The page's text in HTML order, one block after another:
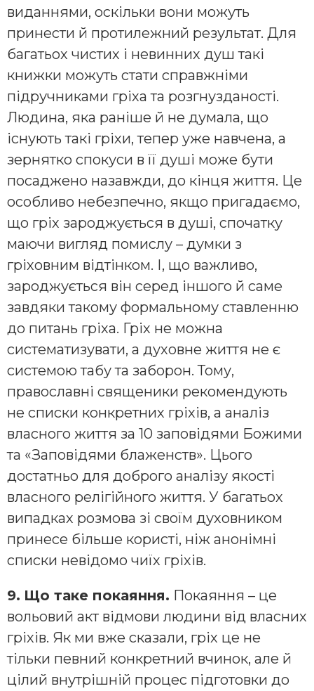
виданнями, оскільки вони можуть
принести й протилежний результат. Для
багатьох чистих і невинних душ такі
книжки можуть стати справжніми
підручниками гріха та розгнузданості.
Людина, яка раніше й не думала, що
існують такі гріхи, тепер уже навчена, а
зернятко спокуси в її душі може бути
посаджено назавжди, до кінця життя. Це
особливо небезпечно, якщо пригадаємо,
що гріх зароджується в душі, спочатку
маючи вигляд помислу – думки з
гріховним відтінком. І, що важливо,
зароджується він серед іншого й саме
завдяки такому формальному ставленню
до питань гріха. Гріх не можна
систематизувати, а духовне життя не є
системою табу та заборон. Тому,
православні священики рекомендують
не списки конкретних гріхів, а аналіз
власного життя за 10 заповідями Божими
та «Заповідями блаженств». Цього
достатньо для доброго аналізу якості
власного релігійного життя. У багатьох
випадках розмова зі своїм духовником
принесе більше користі, ніж анонімні
списки невідомо чиїх гріхів.
9. Що таке покаяння. Покаяння – це
вольовий акт відмови людини від власних
гріхів. Як ми вже сказали, гріх це не
тільки певний конкретний вчинок, але й
цілий внутрішній процес підготовки до